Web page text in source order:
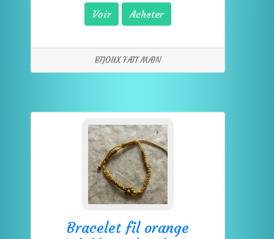
Voir Acheter
BIJOUX FAIT MAIN
Bracelet fil orange